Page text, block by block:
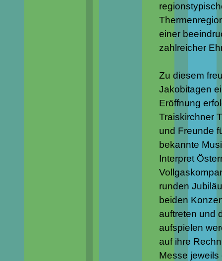
einer
zahlreicher
Zu diesem
Jakobitagen
Eröffnung
Traiskirchner
und Freunde
bekannte
Interpret
runden
beiden
auftreten und
aufspielen
auf ihre
Messe